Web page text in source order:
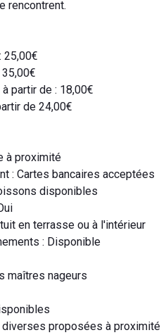
rencontrent.
25,00€
partir de : 18,00€
de 24,00€
à proximité
: Cartes bancaires acceptées
disponibles
en terrasse ou à l'intérieur
: Disponible
maîtres nageurs
proposées à proximité